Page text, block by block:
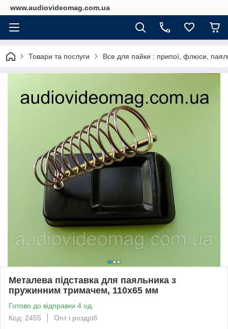
www.audiovideomag.com.ua
Товари та послуги Все для пайки : припої, флюси,
Металева підставка для паяльника з
пружинним тримачем, 110х65 мм
Готово до відправки 4 од.
Код: 2455
Опт і роздріб